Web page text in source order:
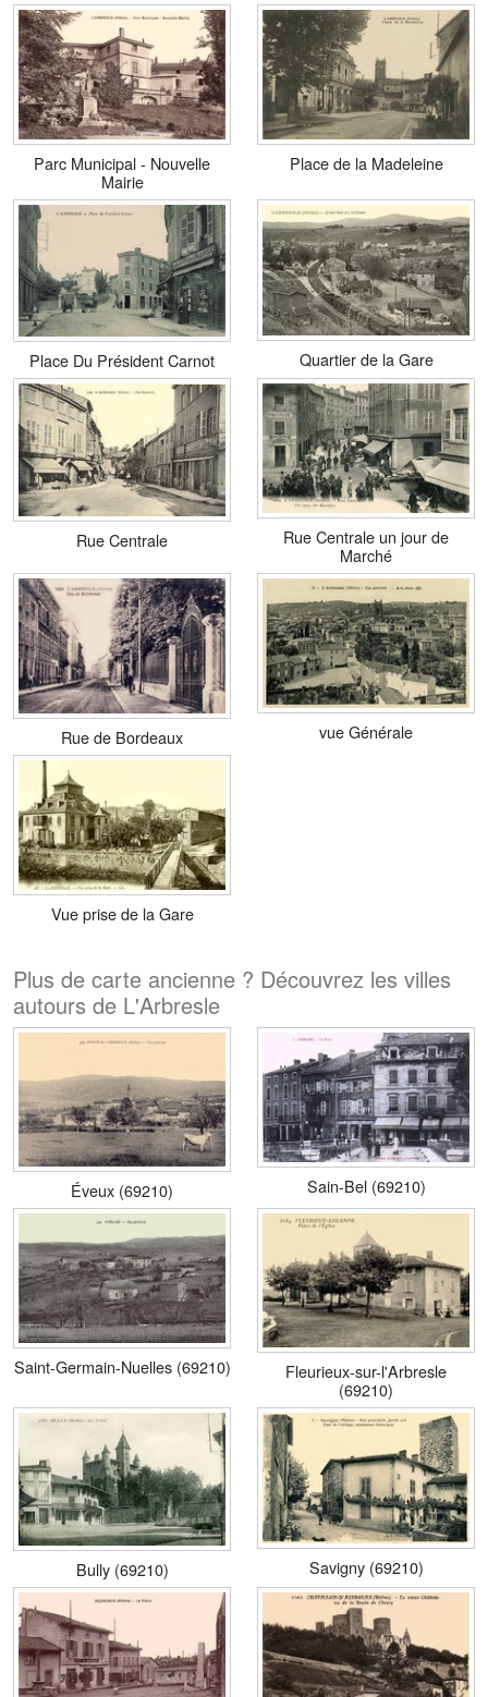
Parc Municipal - Nouvelle
Mairie
Place de la Madeleine
Place Du Président Carnot Quartier de la Gare
Rue Centrale
Rue Centrale un jour de
Marché
Rue de Bordeaux vue Générale
Vue prise de la Gare
Plus de carte ancienne ? Découvrez les villes
autours de L'Arbresle
Éveux (69210) Sain-Bel (69210)
Saint-Germain-Nuelles (69210)
Fleurieux-sur-l'Arbresle
(69210)
Bully (69210) Savigny (69210)